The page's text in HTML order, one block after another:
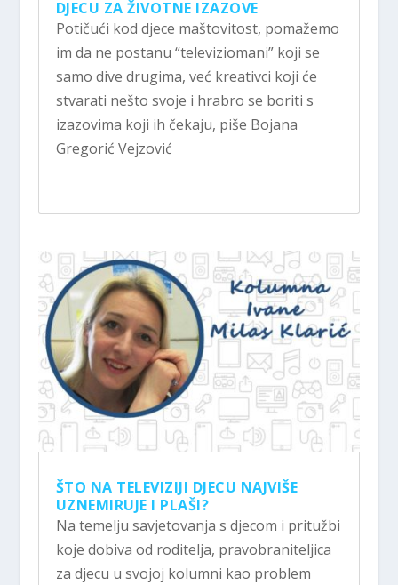
DJECU ZA ŽIVOTNE IZAZOVE
Potičući kod djece maštovitost, pomažemo
im da ne postanu “televiziomani” koji se
samo dive drugima, već kreativci koji će
stvarati nešto svoje i hrabro se boriti s
izazovima koji ih čekaju, piše Bojana
Gregorić Vejzović
ŠTO NA TELEVIZIJI DJECU NAJVIŠE
UZNEMIRUJE I PLAŠI?
Na temelju savjetovanja s djecom i pritužbi
koje dobiva od roditelja, pravobraniteljica
za djecu u svojoj kolumni kao problem